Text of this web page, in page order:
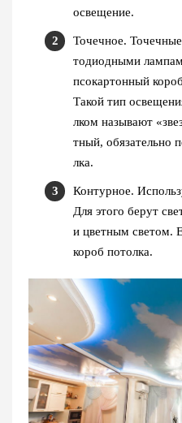
освещение.
Точечное.
тодиодными
псокартонный
Такой тип
лком называют
тный, обязательно
лка.
Контурное.
Для этого берут
и цветным светом.
короб потолка.